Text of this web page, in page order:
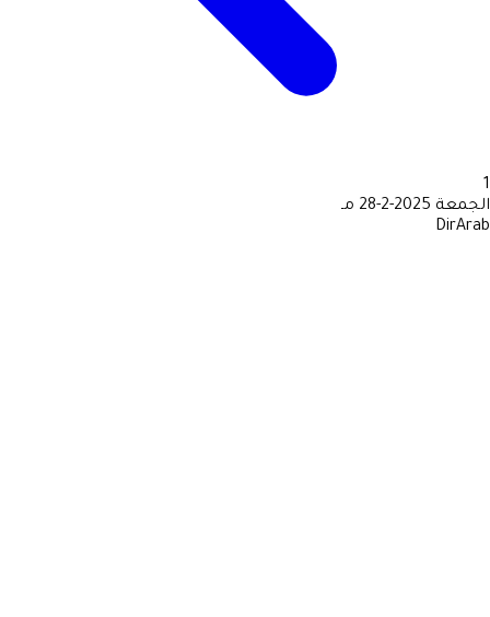
1
الجمعة 2025-2-28 مـ
DirArab